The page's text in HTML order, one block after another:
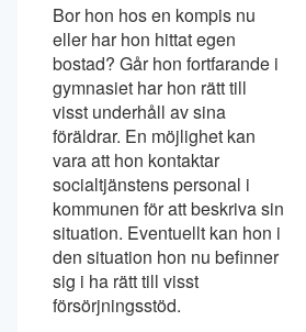
Bor hon hos en kompis nu
eller har hon hittat egen
bostad? Går hon fortfarande i
gymnasiet har hon rätt till
visst underhåll av sina
föräldrar. En möjlighet kan
vara att hon kontaktar
socialtjänstens personal i
kommunen för att beskriva sin
situation. Eventuellt kan hon i
den situation hon nu befinner
sig i ha rätt till visst
försörjningsstöd.